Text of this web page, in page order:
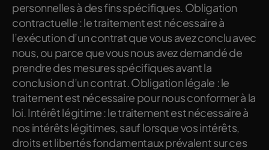
personnelles à des fins spécifiques. Obligation
contractuelle : le traitement est nécessaire à
l’exécution d’un contrat que vous avez conclu avec
nous, ou parce que vous nous avez demandé de
prendre des mesures spécifiques avant la
conclusion d’un contrat. Obligation légale : le
traitement est nécessaire pour nous conformer à la
loi. Intérêt légitime : le traitement est nécessaire à
nos intérêts légitimes, sauf lorsque vos intérêts,
droits et libertés fondamentaux prévalent sur ces